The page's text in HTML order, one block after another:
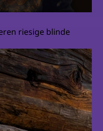
riesige blinde